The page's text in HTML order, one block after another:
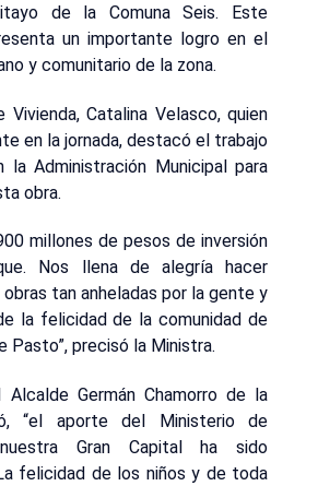
de la Comuna Seis. Este
un importante logro en el
y comunitario de la zona.
Vivienda, Catalina Velasco, quien
en la jornada, destacó el trabajo
la Administración Municipal para
obra.
millones de pesos de inversión
Nos llena de alegría hacer
tan anheladas por la gente y
la felicidad de la comunidad de
precisó la Ministra.
Germán Chamorro de la
“el aporte del Ministerio de
Gran Capital ha sido
felicidad de los niños y de toda